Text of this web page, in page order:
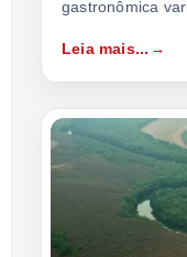
gastronômica
Leia mais...